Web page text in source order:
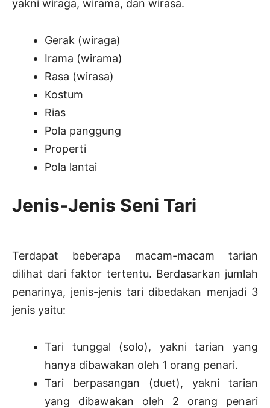
yakni wiraga, wirama, dan wirasa.
Gerak (wiraga)
Irama (wirama)
Rasa (wirasa)
Kostum
Rias
Pola panggung
Properti
Pola lantai
Jenis-Jenis Seni Tari
Terdapat beberapa macam-macam tarian
dilihat dari faktor tertentu. Berdasarkan jumlah
penarinya, jenis-jenis tari dibedakan menjadi 3
jenis yaitu:
Tari tunggal (solo), yakni tarian yang
hanya dibawakan oleh 1 orang penari.
Tari berpasangan (duet), yakni tarian
yang dibawakan oleh 2 orang penari